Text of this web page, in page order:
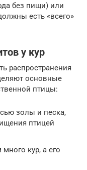
без пищи) или
есть «всего»
у кур
распространения
основные
птицы:
золы и песка,
птицей
кур, а его